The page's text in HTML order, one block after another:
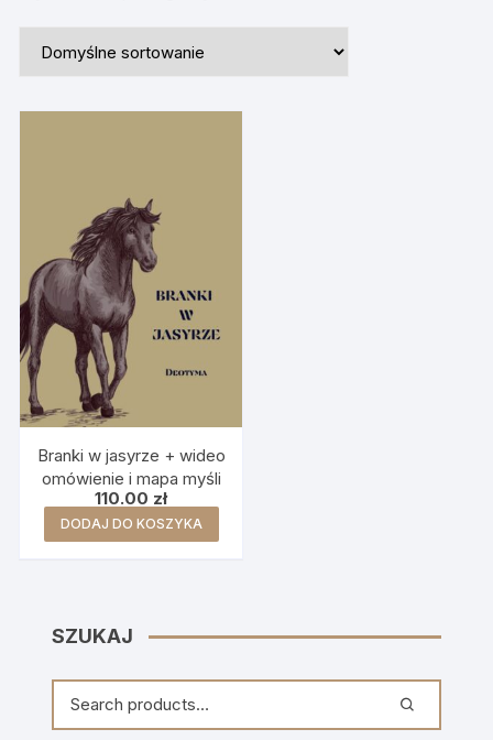
Branki w jasyrze + wideo
omówienie i mapa myśli
110.00 zł
DODAJ DO KOSZYKA
SZUKAJ